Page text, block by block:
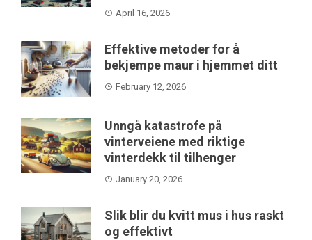
April 16, 2026
Effektive metoder for å
bekjempe maur i hjemmet ditt
February 12, 2026
Unngå katastrofe på
vinterveiene med riktige
vinterdekk til tilhenger
January 20, 2026
Slik blir du kvitt mus i hus raskt
og effektivt